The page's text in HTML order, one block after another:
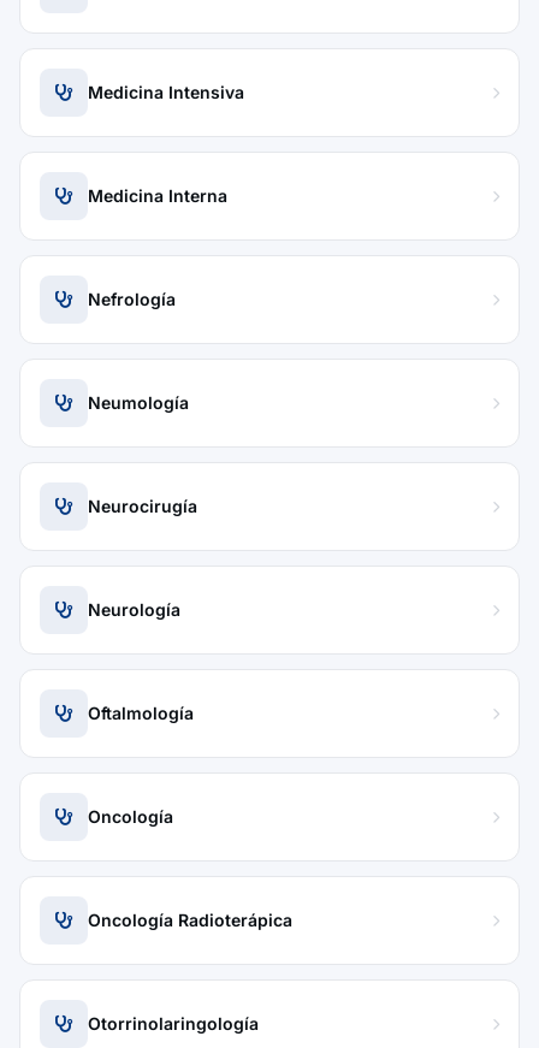
Medicina Intensiva
Medicina Interna
Nefrología
Neumología
Neurocirugía
Neurología
Oftalmología
Oncología
Oncología Radioterápica
Otorrinolaringología